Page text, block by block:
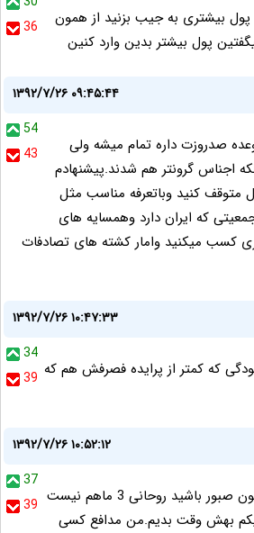
36
بیشتری به جیب بزنید از همون
پول بیشتر بدین وارد کنین
۱۳۹۲/۷/۲۶ ۰۹:۴۵:۴۴
54
43
صدروزت داره تمام میشه ولی
اجناس گرونتر هم شدند.پیشنهادم
متوقف کنید وباتعرفه مناسب مثل
که ایران دارد وهمسایه های
کسب میکنید وامار کشته های تصادفات
۱۳۹۲/۷/۲۶ ۱۰:۴۷:۳۳
34
39 که کمتر از پرایده فصرفش هم که
۱۳۹۲/۷/۲۶ ۱۰:۵۲:۱۲
37
39 دوستان یکم تو قضاوتاتون صبور باشید روحانی 3 ماهم نیست
بهش وقت بدیم.من مدافع کسی